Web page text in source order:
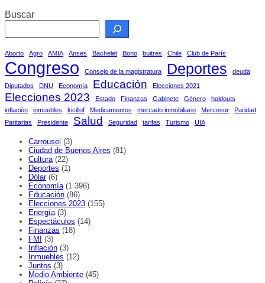
Buscar
Aborto Agro AMIA Anses Bachelet Bono buitres Chile Club de París
Congreso Consejo de la magistratura Deportes
deuda
Diputados
DNU Economía Educación Elecciones 2021
Elecciones 2023 Estado Finanzas Gabinete Género
holdouts
inflación
inmuebles kicillof Medicamentos mercado inmobiliario Mercosur
Paridad
Paritarias
Presidente Salud Seguridad tarifas Turismo UIA
Carrousel (3)
Ciudad de Buenos Aires (81)
Cultura (22)
Deportes (1)
Dólar(6)
Economía (1.396)
Educación (86)
Elecciones 2023 (155)
Energía (3)
Espectáculos (14)
Finanzas (18)
FMI
(3)
Inflación (3)
Inmuebles (12)
Juntos (3)
Medio Ambiente (45)